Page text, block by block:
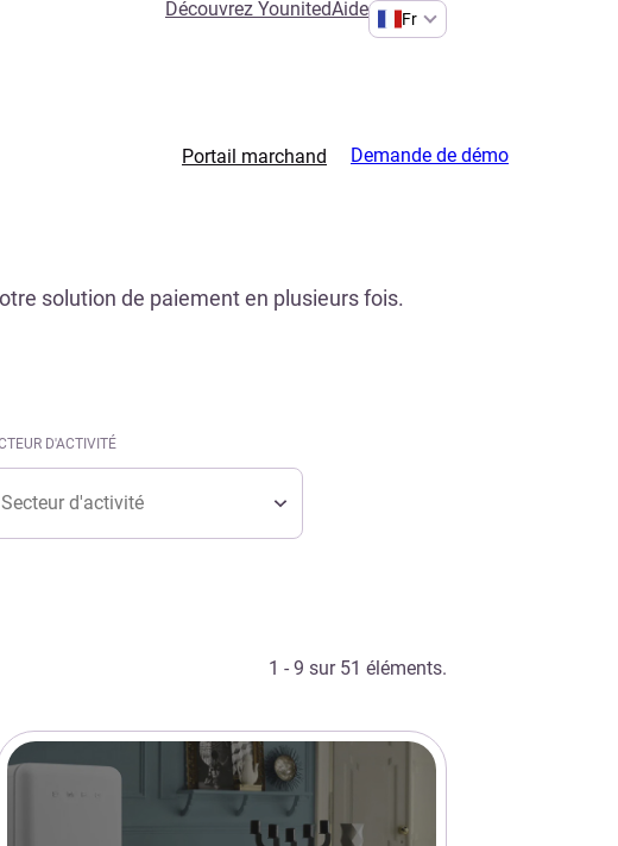
Découvrez YounitedAide Fr
Portail marchand Demande de démo
solution de paiement en plusieurs fois.
D'ACTIVITÉ
d'activité
Secteur d'activité
1 - 9 sur 51 éléments.